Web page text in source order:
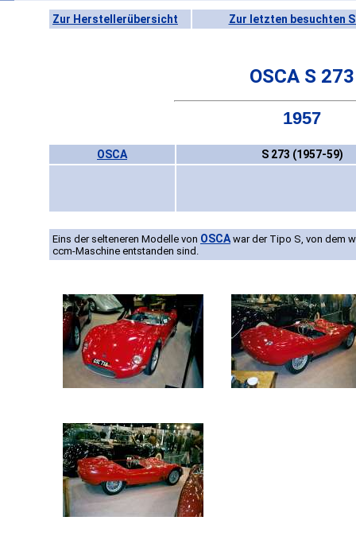
Zur Herstellerübersicht Zur letzten besuchten
OSCA S 273
1957
OSCA S 273 (1957-59)
Eins der selteneren Modelle von OSCAwar der Tipo S, von dem
ccm-Maschine entstanden sind.